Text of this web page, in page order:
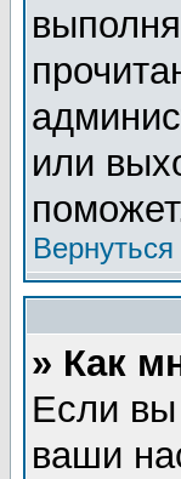
или
» Как
Если вы
ваши